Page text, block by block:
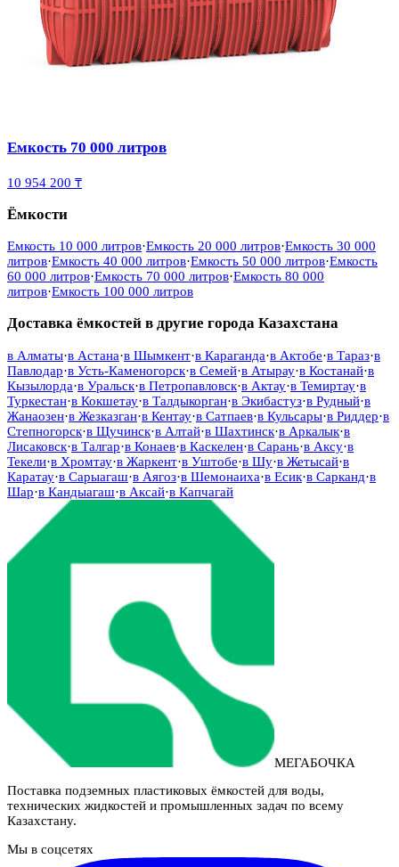
Емкость 70 000 литров
10 954 200 ₸
Ёмкости
Емкость 10 000 литров·Емкость 20 000 литров·Емкость 30 000
литров·Емкость 40 000 литров·Емкость 50 000 литров·Емкость
60 000 литров·Емкость 70 000 литров·Емкость 80 000
литров·Емкость 100 000 литров
Доставка ёмкостей в другие города Казахстана
в Алматы·в Астана·в Шымкент·в Караганда·в Актобе·в Тараз·в
Павлодар·в Усть-Каменогорск·в Семей·в Атырау·в Костанай·в
Кызылорда·в Уральск·в Петропавловск·в Актау·в Темиртау·в
Туркестан·в Кокшетау·в Талдыкорган·в Экибастуз·в Рудный·в
Жанаозен·в Жезказган·в Кентау·в Сатпаев·в Кульсары·в Риддер·в
Степногорск·в Щучинск·в Алтай·в Шахтинск·в Аркалык·в
Лисаковск·в Талгар·в Конаев·в Каскелен·в Сарань·в Аксу·в
Текели·в Хромтау·в Жаркент·в Уштобе·в Шу·в Жетысай·в
Каратау·в Сарыагаш·в Аягоз·в Шемонаиха·в Есик·в Сарканд·в
Шар·в Кандыагаш·в Аксай·в Капчагай
МЕГАБОЧКА
Поставка подземных пластиковых ёмкостей для воды,
технических жидкостей и промышленных задач по всему
Казахстану.
Мы в соцсетях